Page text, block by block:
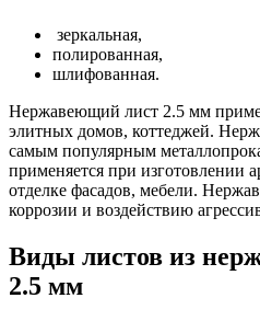
зеркальная,
полированная,
шлифованная.
Нержавеющий лист 2.5 мм
элитных домов, коттеджей.
самым популярным
применяется при изготовлении
отделке фасадов, мебели.
коррозии и воздействию
Виды листов из
2.5 мм